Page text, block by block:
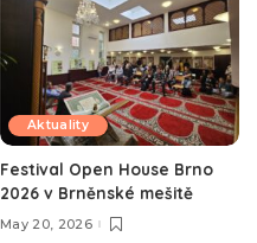
Aktuality
Festival Open House Brno
2026 v Brněnské mešitě
May 20, 2026